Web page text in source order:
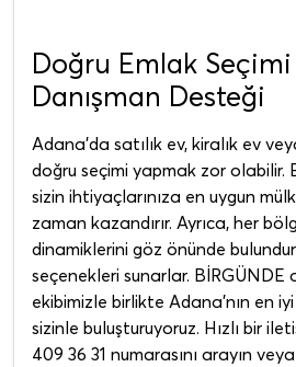
Doğru Emlak
Danışman Desteği
Adana'da satılık ev, kiralık ev
doğru seçimi yapmak zor olabilir.
sizin ihtiyaçlarınıza en uygun
zaman kazandırır. Ayrıca, her
dinamiklerini göz önünde
seçenekleri sunarlar. BİRGÜNDE
ekibimizle birlikte Adana'nın en iyi
sizinle buluşturuyoruz. Hızlı bir
409 36 31 numarasını arayın